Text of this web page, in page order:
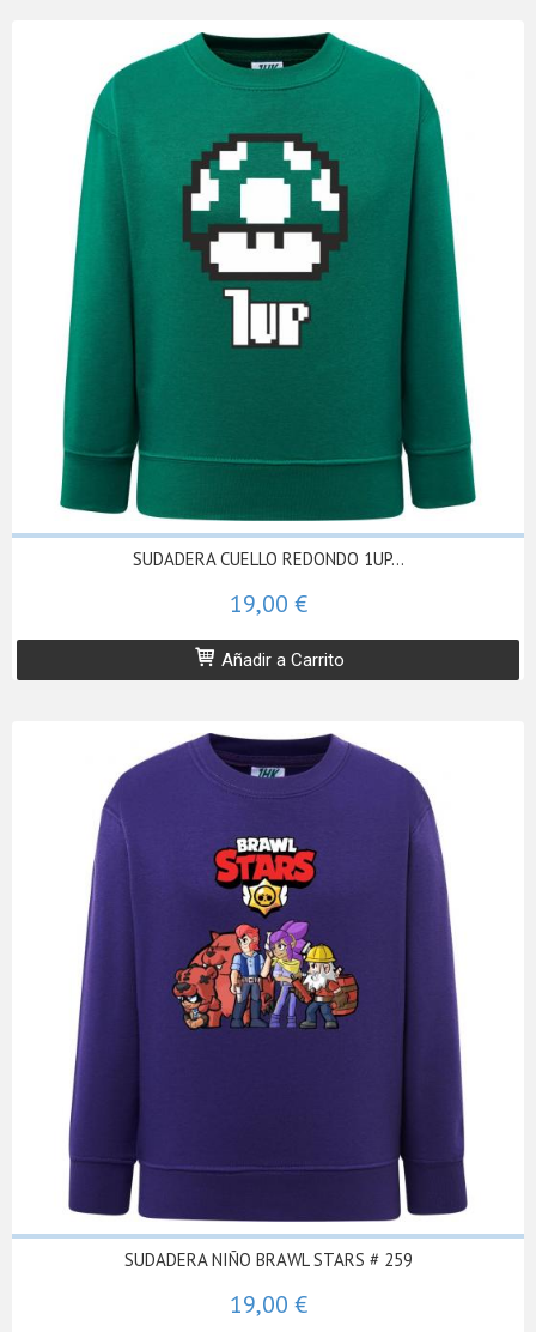
SUDADERA CUELLO REDONDO 1UP...
19,00 €
Añadir a Carrito
SUDADERA NIÑO BRAWL STARS # 259
19,00 €